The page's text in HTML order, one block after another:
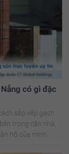
có gì đặc
sắp xếp gạch
trong căn nhà,
hộ của mình.